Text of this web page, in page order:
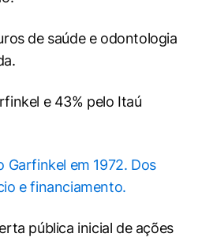
de saúde e odontologia
e 43% pelo Itaú
Garfinkel em 1972. Dos
e financiamento.
pública inicial de ações